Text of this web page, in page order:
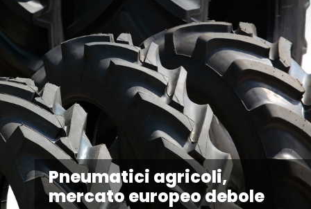
Pneumatici agricoli,
mercato europeo debole